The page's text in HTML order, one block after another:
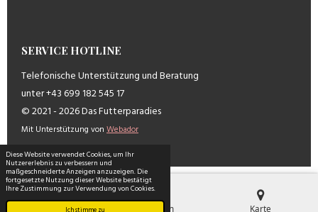
Diese Website verwendet Cookies, um Ihr
Nutzererlebnis zu verbessern und
maßgeschneiderte Anzeigen anzuzeigen. Die
fortgesetzte Nutzung dieser Website bestätigt
Ihre Zustimmung zur Verwendung von Cookies.
SERVICE HOTLINE
Telefonische Unterstützung und Beratung
unter +43 699 182 545 17
© 2021 - 2026 Das Futterparadies
Mit Unterstützung von Webador
E-Mail Telefon Karte